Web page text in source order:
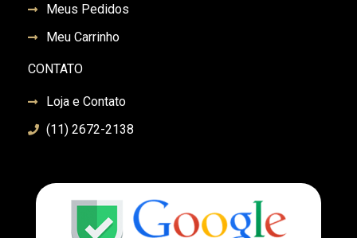
Meus Pedidos
Meu Carrinho
CONTATO
Loja e Contato
(11) 2672-2138